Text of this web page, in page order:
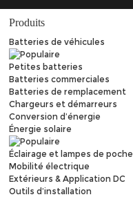
Produits
Batteries de véhicules
Petites batteries
Batteries commerciales
Batteries de remplacement
Chargeurs et démarreurs
Conversion d’énergie
Énergie solaire
Éclairage et lampes de poche
Mobilité électrique
Extérieurs & Application DC
Outils d’installation